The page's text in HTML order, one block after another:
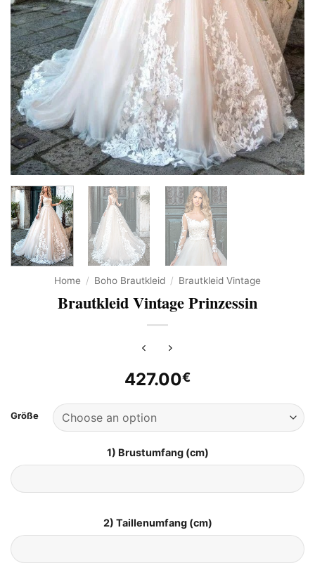
Home / Boho Brautkleid / Brautkleid Vintage
Brautkleid Vintage Prinzessin
427.00€
Größe
1) Brustumfang (cm)
2) Taillenumfang (cm)